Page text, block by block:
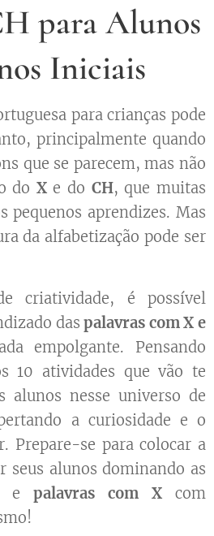
para Alunos
Iniciais
para crianças pode
principalmente quando
que se parecem, mas não
do Xe do CH, que muitas
pequenos aprendizes. Mas
da alfabetização pode ser
criatividade, é possível
daspalavras com X e
empolgante. Pensando
10 atividades que vão te
alunos nesse universo de
a curiosidade e o
Prepare-se para colocar a
seus alunos dominando as
e palavras com X com